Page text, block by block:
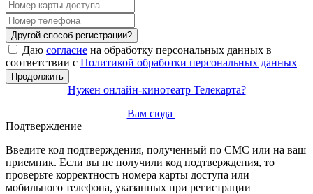
Другой способ регистрации?
Даю согласие на обработку персональных данных в
соответствии с Политикой обработки персональных данных
Продолжить
Нужен онлайн-кинотеатр Телекарта?
Вам сюда
Подтверждение
Введите код подтверждения, полученный по СМС или на ваш
приемник. Если вы не получили код подтверждения, то
проверьте корректность номера карты доступа или
мобильного телефона, указанных при регистрации